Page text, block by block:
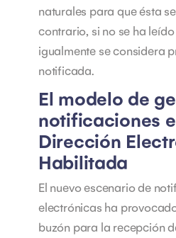
naturales para que ésta
contrario, si no se ha
igualmente se considera
notificada.
El modelo de
notificaciones
Dirección
Habilitada
El nuevo escenario de
electrónicas ha
buzón para la recepción